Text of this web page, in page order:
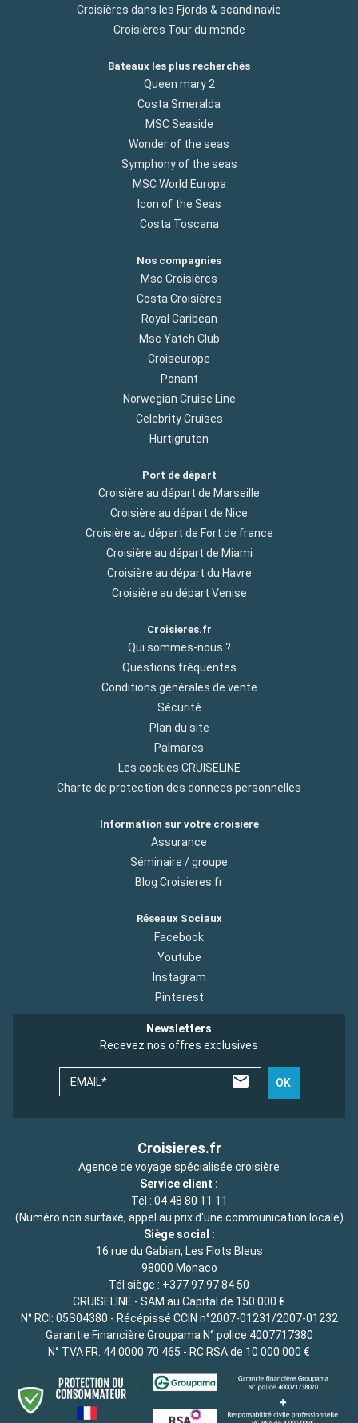
Croisières dans les Fjords & scandinavie
Croisières Tour du monde
Bateaux les plus recherchés
Queen mary 2
Costa Smeralda
MSC Seaside
Wonder of the seas
Symphony of the seas
MSC World Europa
Icon of the Seas
Costa Toscana
Nos compagnies
Msc Croisières
Costa Croisières
Royal Caribean
Msc Yatch Club
Croiseurope
Ponant
Norwegian Cruise Line
Celebrity Cruises
Hurtigruten
Port de départ
Croisière au départ de Marseille
Croisière au départ de Nice
Croisière au départ de Fort de france
Croisière au départ de Miami
Croisière au départ du Havre
Croisière au départ Venise
Croisieres.fr
Qui sommes-nous ?
Questions fréquentes
Conditions générales de vente
Sécurité
Plan du site
Palmares
Les cookies CRUISELINE
Charte de protection des donnees personnelles
Information sur votre croisiere
Assurance
Séminaire / groupe
Blog Croisieres.fr
Réseaux Sociaux
Facebook
Youtube
Instagram
Pinterest
Newsletters
Recevez nos offres exclusives
EMAIL* OK
Croisieres.fr
Agence de voyage spécialisée croisière
Service client :
Tél : 04 48 80 11 11
(Numéro non surtaxé, appel au prix d'une communication locale)
Siège social :
16 rue du Gabian, Les Flots Bleus
98000 Monaco
Tél siège : +377 97 97 84 50
CRUISELINE - SAM au Capital de 150 000 €
N° RCI: 05S04380 - Récépissé CCIN n°2007-01231/2007-01232
Garantie Financière Groupama N° police 4007717380
N° TVA FR. 44 0000 70 465 - RC RSA de 10 000 000 €